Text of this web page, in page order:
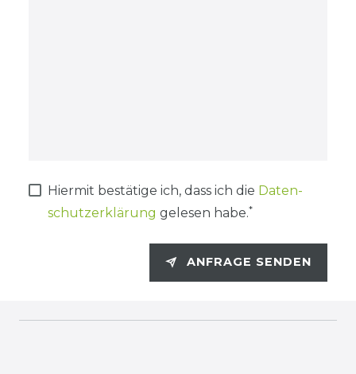
Hiermit bestätige ich, dass ich die Daten­
schutz­erklärung gelesen habe.*
ANFRAGE SENDEN